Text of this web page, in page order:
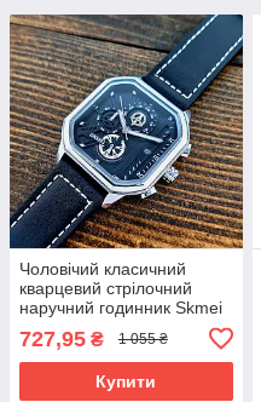
Чоловічий класичний
кварцевий стрілочний
наручний годинник Skmei
727,95 ₴ 1 055 ₴
Купити